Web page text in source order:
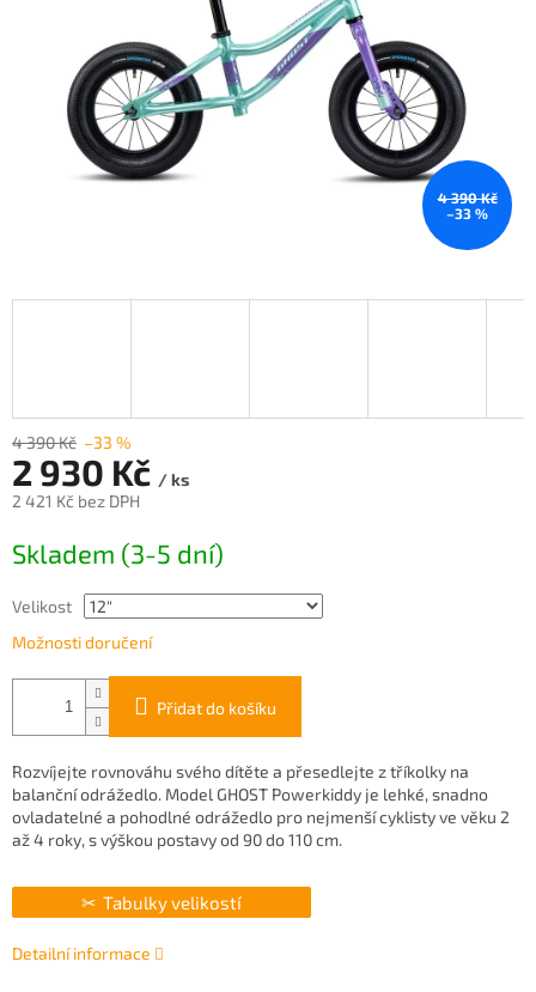
4 390 Kč
–33 %
4 390 Kč –33 %
2 930 Kč / ks
2 421 Kč bez DPH
cena:
Skladem (3-5 dní)
Velikost
Možnosti doručení
Přidat do košíku
Rozvíjejte rovnováhu svého dítěte a přesedlejte z tříkolky na
balanční odrážedlo. Model GHOST Powerkiddy je lehké, snadno
ovladatelné a pohodlné odrážedlo pro nejmenší cyklisty ve věku 2
až 4 roky, s výškou postavy od 90 do 110 cm.
Tabulky velikostí
Detailní informace